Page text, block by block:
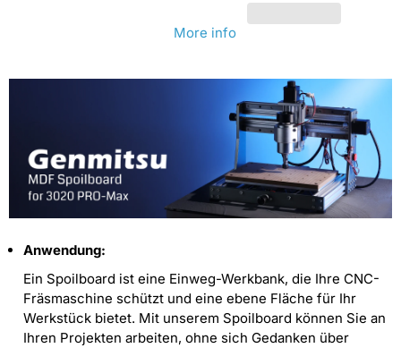
More info
Anwendung:
Ein Spoilboard ist eine Einweg-Werkbank, die Ihre CNC-
Fräsmaschine schützt und eine ebene Fläche für Ihr
Werkstück bietet. Mit unserem Spoilboard können Sie an
Ihren Projekten arbeiten, ohne sich Gedanken über